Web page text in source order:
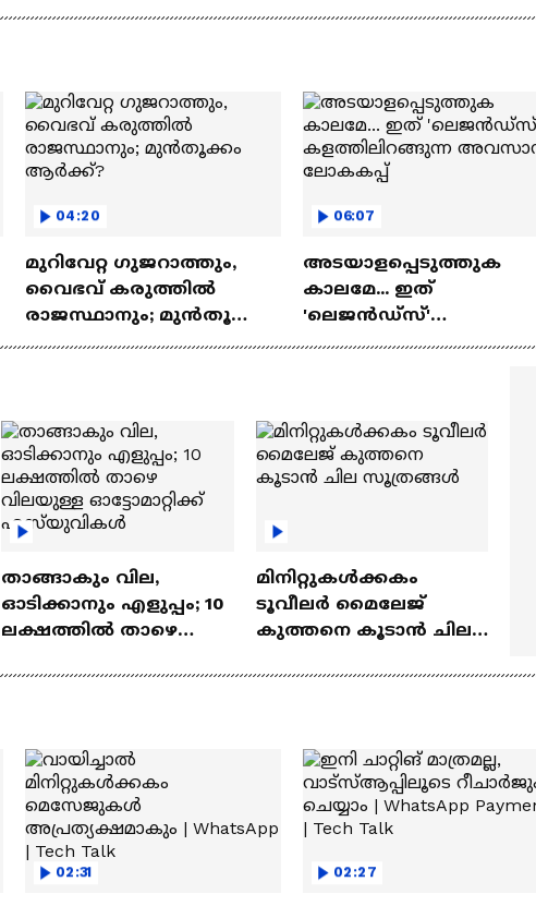
തലവേദനയാകുന്നു;
04:20
മുറിവേറ്റ ഗുജറാത്തും,
വൈഭവ് കരുത്തില്‍
രാജസ്ഥാനും; മുൻതൂക്കം
06:07
അടയാളപ്പെടുത്തുക
കാലമേ... ഇത്
'ലെജൻഡ്‌സ്'
താങ്ങാകും വില,
ഓടിക്കാനും എളുപ്പം; 10
ലക്ഷത്തിൽ താഴെ
എസ്‍യുവികൾ
മിനിറ്റുകൾക്കകം
ടൂവീലർ മൈലേജ്
കുത്തനെ കൂടാൻ ചില
02:31 02:27